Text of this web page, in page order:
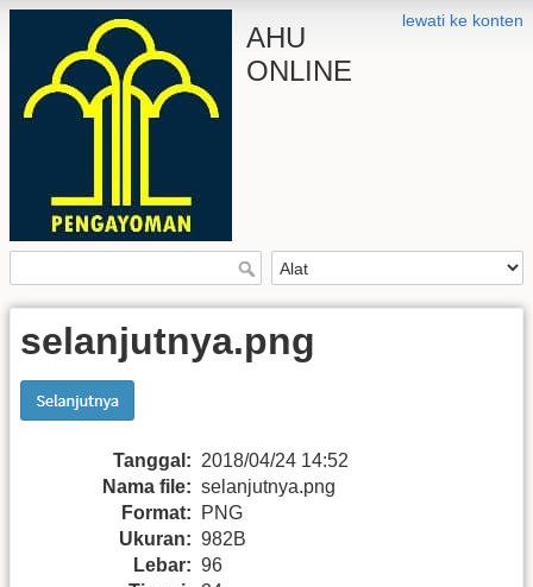
lewati ke konten
AHU
ONLINE
selanjutnya.png
Tanggal: 2018/04/24 14:52
Nama file: selanjutnya.png
Format:
PNG
Ukuran: 982B
Lebar: 96